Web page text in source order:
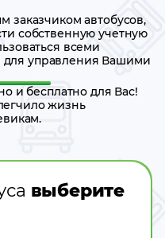
заказчиком автобусов,
собственную учетную
всеми
управления Вашими
и бесплатно для Вас!
жизнь
выберите